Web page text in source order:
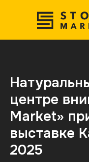
центре
Market»
выставке
2025